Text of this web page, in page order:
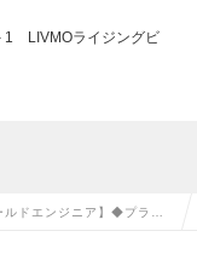
1 LIVMOライジングビ
ルドエンジニア】◆プライ